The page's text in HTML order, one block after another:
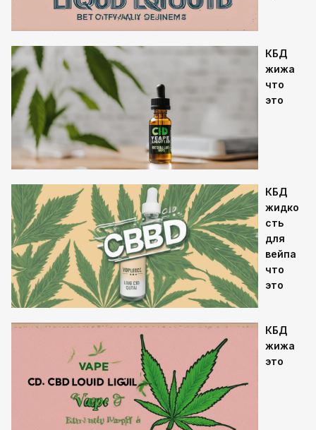
КБД
жижа
что
это
КБД
жидко
сть
для
вейпа
что
это
КБД
жижа
это